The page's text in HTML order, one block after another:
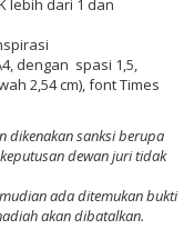
dengan spasi 1,5,
2,54 cm), font Times
dikenakan sanksi berupa
dewan juri tidak
ada ditemukan bukti
akan dibatalkan.